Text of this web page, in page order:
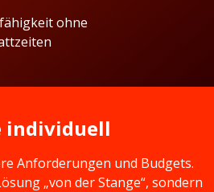
ohne
individuell
Anforderungen und Budgets.
„von der Stange“, sondern